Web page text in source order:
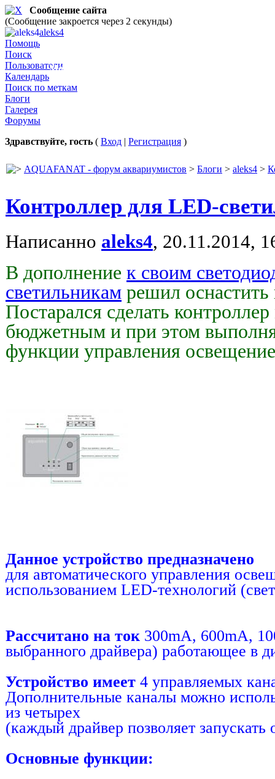
Сообщение сайта
(Сообщение закроется через 2 секунды)
Мой
aleks4
Помощь
Поиск
Пользователи
Календарь
Поиск по меткам
Блоги
Галерея
Форумы
Здравствуйте, гость ( Вход | Регистрация )
AQUAFANAT - форум аквариумистов > Блоги > aleks4 >
Контроллер для LED-
Написанно aleks4, 20.11.2014,
В дополнение к своим
светильникам решил
Постарался сделать
бюджетным и при этом
функции управления
Данное устройство предназначено
для автоматического управления
использованием LED-технологий
Рассчитано на ток 300mА, 600mА,
выбранного драйвера) работающее в
Устройство имеет 4 управляемых
Дополнительные каналы можно
из четырех
(каждый драйвер позволяет запускать
Основные функции: